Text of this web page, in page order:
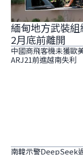
緬甸地方武裝
2月底前離開
中國商飛客機未獲歐
ARJ21前進越南失利
南韓示警DeepSeek